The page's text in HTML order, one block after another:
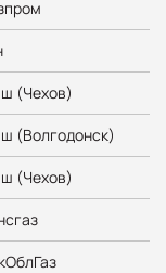
(Чехов)
(Волгодонск)
(Чехов)